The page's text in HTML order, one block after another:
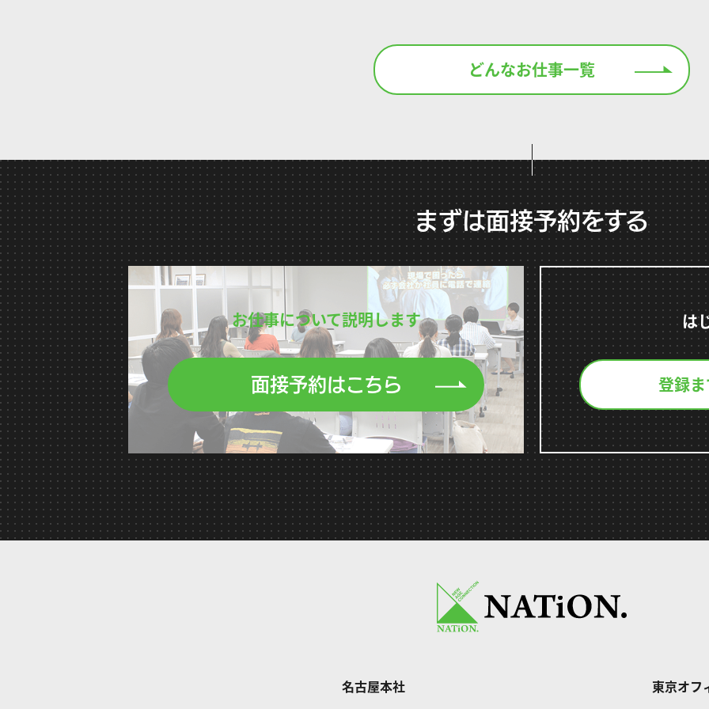
どんなお仕事一覧
まずは面接予約をする
お仕事について説明します
面接予約はこちら
は
登録
名古屋本社
東京オフ